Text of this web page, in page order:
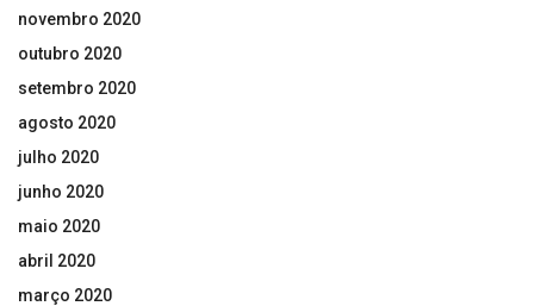
novembro 2020
outubro 2020
setembro 2020
agosto 2020
julho 2020
junho 2020
maio 2020
abril 2020
março 2020